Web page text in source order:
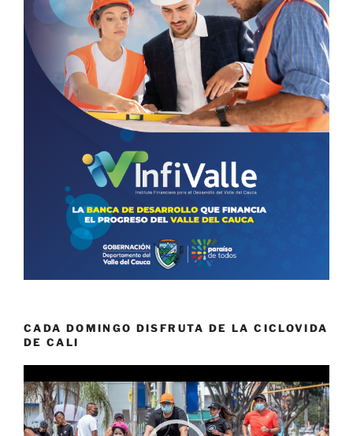
CADA DOMINGO DISFRUTA DE LA CICLOVIDA
DE CALI
de
vídeo